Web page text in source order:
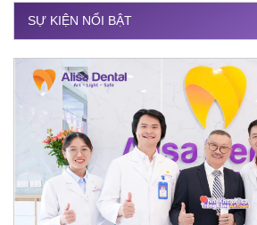
SỰ KIỆN NỔI BẬT